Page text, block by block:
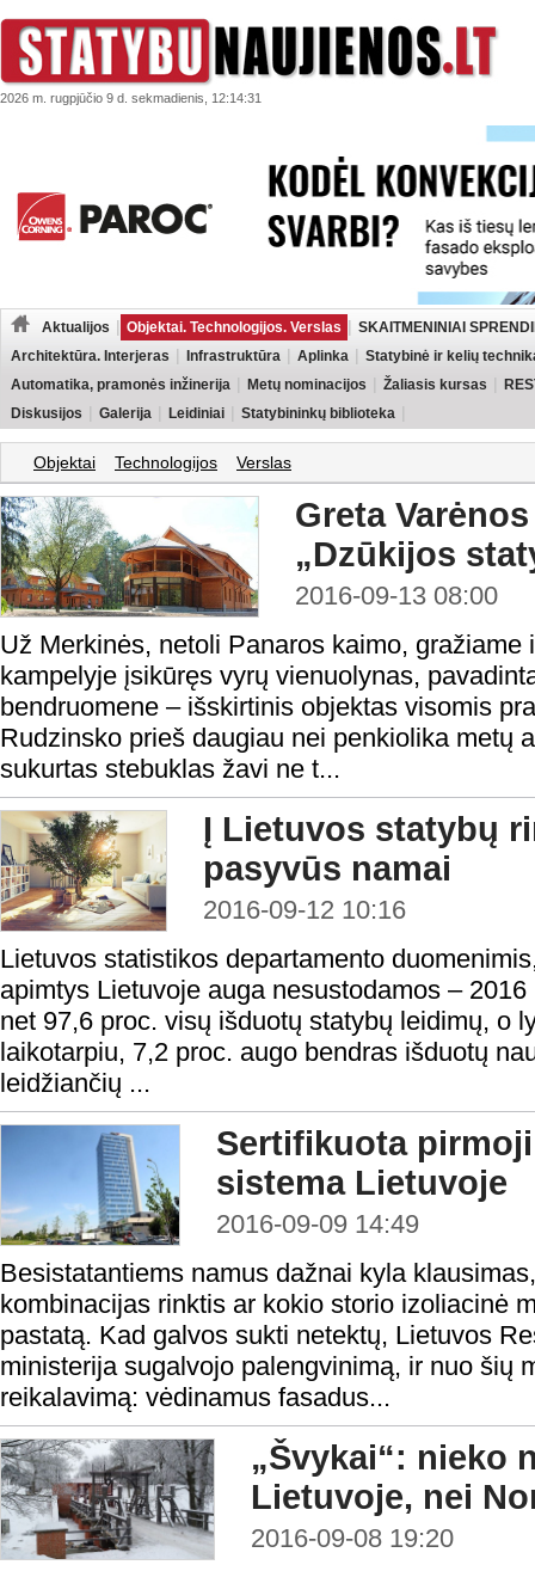
2026 m. rugpjūčio 9 d. sekmadienis, 12:14:31
Aktualijos Objektai. Technologijos. Verslas
SKAITMENINIAI
Architektūra. Interjeras
Infrastruktūra Aplinka
Statybinė ir kelių
Automatika, pramonės inžinerija
Metų nominacijos Žaliasis kursas
Diskusijos
Galerija Leidiniai Statybininkų biblioteka
Objektai Technologijos Verslas
Greta
„Dzūkijos
2016-09-13 08:00
Už Merkinės, netoli Panaros kaimo, gražiame
kampelyje įsikūręs vyrų vienuolynas,
bendruomene – išskirtinis objektas visomis
Rudzinsko prieš daugiau nei penkiolika metų
sukurtas stebuklas žavi ne t...
Į Lietuvos statybų
pasyvūs namai
2016-09-12 10:16
Lietuvos statistikos departamento
apimtys Lietuvoje auga nesustodamos –
net 97,6 proc. visų išduotų statybų leidimų, o
laikotarpiu, 7,2 proc. augo bendras išduotų
leidžiančių ...
Sertifikuota
sistema Lietuvoje
2016-09-09 14:49
Besistatantiems namus dažnai kyla
kombinacijas rinktis ar kokio storio izoliacinė
pastatą. Kad galvos sukti netektų, Lietuvos
ministerija sugalvojo palengvinimą, ir nuo šių
reikalavimą: vėdinamus fasadus...
„Švykai“: nieko
Lietuvoje, nei
2016-09-08 19:20